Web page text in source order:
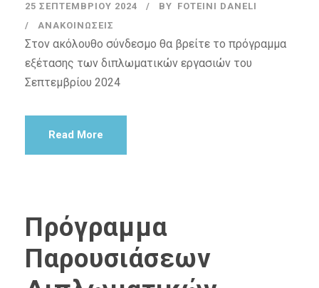
25 ΣΕΠΤΕΜΒΡΊΟΥ 2024 BY FOTEINI DANELI
ΑΝΑΚΟΙΝΏΣΕΙΣ
Στον ακόλουθο σύνδεσμο θα βρείτε το πρόγραμμα
εξέτασης των διπλωματικών εργασιών του
Σεπτεμβρίου 2024
Read More
Πρόγραμμα
Παρουσιάσεων